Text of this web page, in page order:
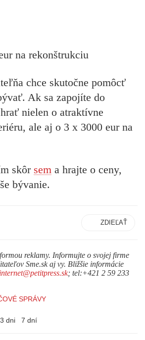
na rekonštrukciu
chce skutočne pomôcť
Ak sa zapojíte do
nielen o atraktívne
ale aj o 3 x 3000 eur na
skôr sem a hrajte o ceny,
bývanie.
ZDIEĽAŤ
reklamy. Informujte o svojej firme
Sme.sk aj vy. Bližšie informácie
internet@petitpress.sk; tel:+421 2 59 233
SPRÁVY
3 dni 7 dní